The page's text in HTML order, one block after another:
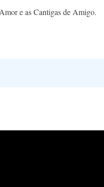
e as Cantigas de Amigo.